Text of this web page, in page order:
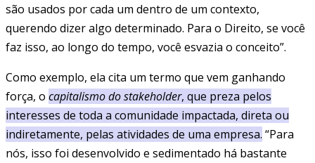
são usados por cada um dentro de um contexto,
querendo dizer algo determinado. Para o Direito, se você
faz isso, ao longo do tempo, você esvazia o conceito”.
Como exemplo, ela cita um termo que vem ganhando
força, o capitalismo do stakeholder, que preza pelos
interesses de toda a comunidade impactada, direta ou
indiretamente, pelas atividades de uma empresa. “Para
nós, isso foi desenvolvido e sedimentado há bastante